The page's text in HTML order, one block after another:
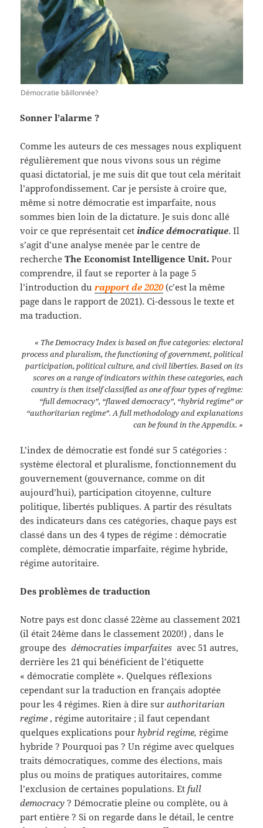
Démocratie bâillonnée?
Sonner l’alarme ?
Comme les auteurs de ces messages nous expliquent
régulièrement que nous vivons sous un régime
quasi dictatorial, je me suis dit que tout cela méritait
l’approfondissement. Car je persiste à croire que,
même si notre démocratie est imparfaite, nous
sommes bien loin de la dictature. Je suis donc allé
voir ce que représentait cet indice démocratique. Il
s’agit d’une analyse menée par le centre de
rechercheThe Economist Intelligence Unit.Pour
comprendre, il faut se reporter à la page 5
l’introduction du rapport de 2020 (c’est la même
page dans le rapport de 2021). Ci-dessous le texte et
ma traduction.
« The Democracy Index is based on five categories: electoral
process and pluralism, the functioning of government, political
participation, political culture, and civil liberties. Based on its
scores on a range of indicators within these categories, each
country is then itself classified as one of four types of regime:
“full democracy”, “flawed democracy”, “hybrid regime” or
“authoritarian regime”. A full methodology and explanations
can be found in the Appendix. »
L’index de démocratie est fondé sur 5 catégories :
système électoral et pluralisme, fonctionnement du
gouvernement (gouvernance, comme on dit
aujourd’hui), participation citoyenne, culture
politique, libertés publiques. A partir des résultats
des indicateurs dans ces catégories, chaque pays est
classé dans un des 4 types de régime : démocratie
complète, démocratie imparfaite, régime hybride,
régime autoritaire.
Des problèmes de traduction
Notre pays est donc classé 22ème au classement 2021
(il était 24ème dans le classement 2020!) , dans le
groupe des démocraties imparfaites avec 51 autres,
derrière les 21 qui bénéficient de l’étiquette
« démocratie complète ». Quelques réflexions
cependant sur la traduction en français adoptée
pour les 4 régimes. Rien à dire surauthoritarian
regime , régime autoritaire ; il faut cependant
quelques explications pour hybrid regime, régime
hybride ? Pourquoi pas ? Un régime avec quelques
traits démocratiques, comme des élections, mais
plus ou moins de pratiques autoritaires, comme
l’exclusion de certaines populations. Et full
democracy? Démocratie pleine ou complète, ou à
part entière ? Si on regarde dans le détail, le centre